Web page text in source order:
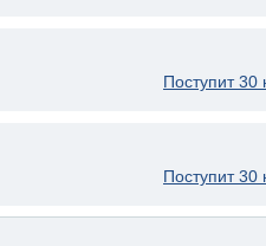
Поступит 30
Поступит 30